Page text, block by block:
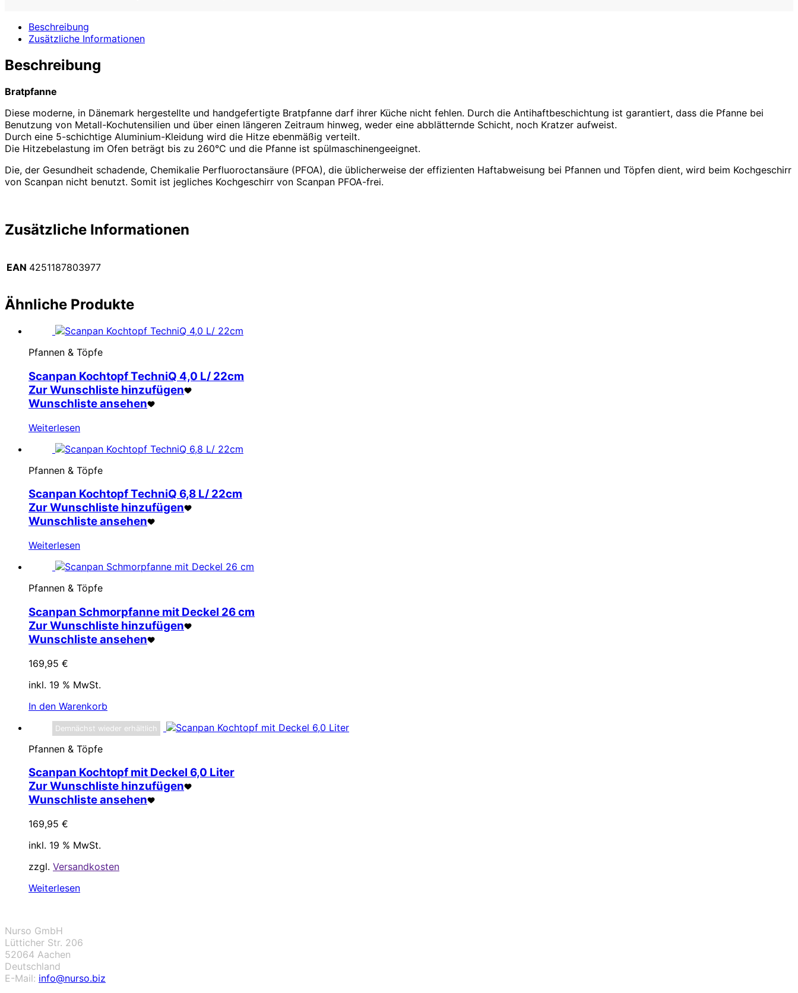
Beschreibung
Zusätzliche Informationen
Beschreibung
Bratpfanne
Diese moderne, in Dänemark hergestellte und handgefertigte Bratpfanne darf ihrer Küche nicht fehlen. Durch die Antihaftbeschichtung ist garantiert, dass die Pfanne bei
Benutzung von Metall-Kochutensilien und über einen längeren Zeitraum hinweg, weder eine abblätternde Schicht, noch Kratzer aufweist.
Durch eine 5-schichtige Aluminium-Kleidung wird die Hitze ebenmäßig verteilt.
Die Hitzebelastung im Ofen beträgt bis zu 260°C und die Pfanne ist spülmaschinengeeignet.
Die, der Gesundheit schadende, Chemikalie Perfluoroctansäure (PFOA), die üblicherweise der effizienten Haftabweisung bei Pfannen und Töpfen dient, wird beim Kochgeschirr
von Scanpan nicht benutzt. Somit ist jegliches Kochgeschirr von Scanpan PFOA-frei.
Zusätzliche Informationen
EAN 4251187803977
Ähnliche Produkte
Pfannen & Töpfe
Scanpan Kochtopf TechniQ 4,0 L/ 22cm
Zur Wunschliste hinzufügen
Wunschliste ansehen
Weiterlesen
Pfannen & Töpfe
Scanpan Kochtopf TechniQ 6,8 L/ 22cm
Zur Wunschliste hinzufügen
Wunschliste ansehen
Weiterlesen
Pfannen & Töpfe
Scanpan Schmorpfanne mit Deckel 26 cm
Zur Wunschliste hinzufügen
Wunschliste ansehen
169,95 €
inkl. 19 % MwSt.
In den Warenkorb
Demnächst wieder erhältlich
Pfannen & Töpfe
Scanpan Kochtopf mit Deckel 6,0 Liter
Zur Wunschliste hinzufügen
Wunschliste ansehen
169,95 €
inkl. 19 % MwSt.
zzgl. Versandkosten
Weiterlesen
Nurso GmbH
Lütticher Str. 206
52064 Aachen
Deutschland
E-Mail: info@nurso.biz